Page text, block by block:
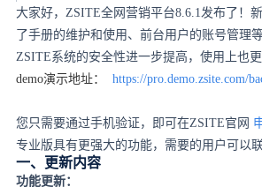
大家好，ZSITE全网营销平台8.6.1发布了！
了手册的维护和使用、前台用户的账号管理
ZSITE系统的安全性进一步提高，使用上也更
demo演示地址：
https://pro.demo.zsite.com/
您只需要通过手机验证，即可在ZSITE官网
专业版具有更强大的功能，需要的用户可以
一、更新内容
功能更新：